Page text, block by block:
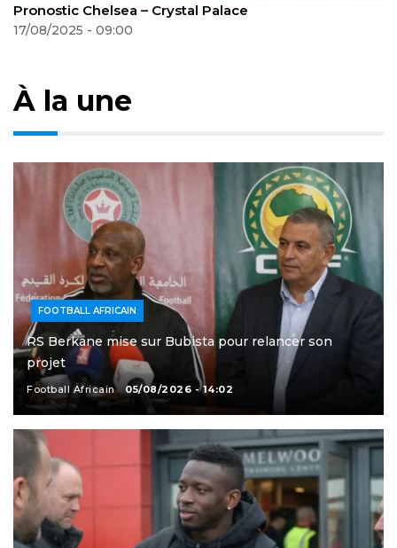
Pronostic Celtic-Kairat
20/08/2025 - 09:46
À la une
FOOTBALL AFRICAIN
RS Berkane mise sur Bubista pour relancer son
projet
Football Africain 05/08/2026 - 14:02